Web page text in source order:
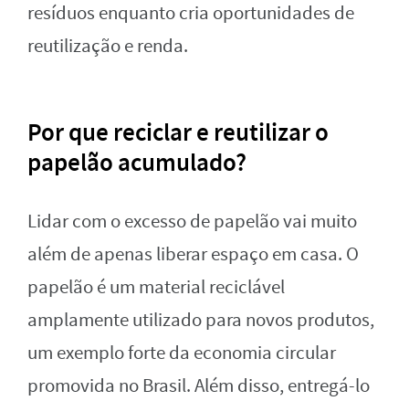
resíduos enquanto cria oportunidades de
reutilização e renda.
Por que reciclar e reutilizar o
papelão acumulado?
Lidar com o excesso de papelão vai muito
além de apenas liberar espaço em casa. O
papelão é um material reciclável
amplamente utilizado para novos produtos,
um exemplo forte da economia circular
promovida no Brasil. Além disso, entregá-lo